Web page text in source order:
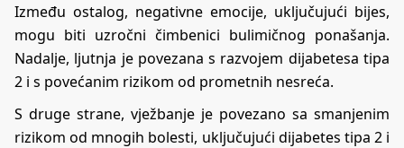
Između ostalog, negativne emocije, uključujući bijes,
mogu biti uzročni čimbenici bulimičnog ponašanja.
Nadalje, ljutnja je povezana s razvojem dijabetesa tipa
2 i s povećanim rizikom od prometnih nesreća.
S druge strane, vježbanje je povezano sa smanjenim
rizikom od mnogih bolesti, uključujući dijabetes tipa 2 i